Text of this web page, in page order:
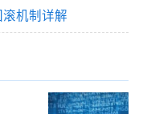
机制详解